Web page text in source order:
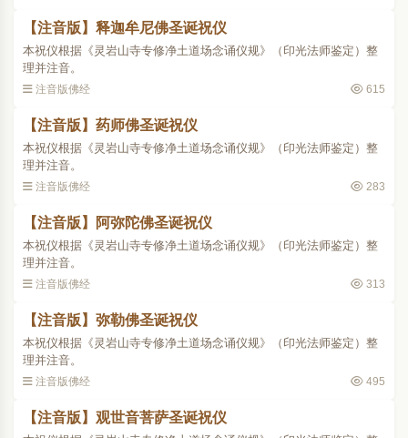
【注音版】释迦牟尼佛圣诞祝仪
本祝仪根据《灵岩山寺专修净土道场念诵仪规》（印光法师鉴定）整
理并注音。
注音版佛经 615
【注音版】药师佛圣诞祝仪
本祝仪根据《灵岩山寺专修净土道场念诵仪规》（印光法师鉴定）整
理并注音。
注音版佛经 283
【注音版】阿弥陀佛圣诞祝仪
本祝仪根据《灵岩山寺专修净土道场念诵仪规》（印光法师鉴定）整
理并注音。
注音版佛经 313
【注音版】弥勒佛圣诞祝仪
本祝仪根据《灵岩山寺专修净土道场念诵仪规》（印光法师鉴定）整
理并注音。
注音版佛经 495
【注音版】观世音菩萨圣诞祝仪